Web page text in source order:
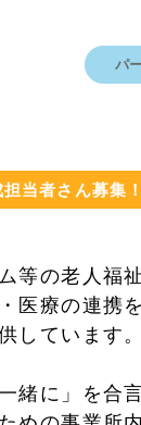
パ
当者さん募集！
等の老人福
医療の連携
しています。
緒に」を合